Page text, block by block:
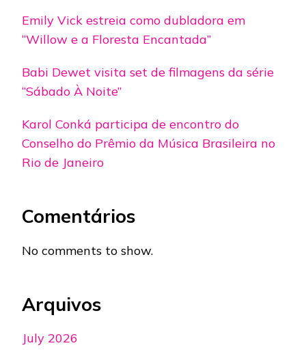
Emily Vick estreia como dubladora em
“Willow e a Floresta Encantada”
Babi Dewet visita set de filmagens da série
“Sábado À Noite”
Karol Conká participa de encontro do
Conselho do Prêmio da Música Brasileira no
Rio de Janeiro
Comentários
No comments to show.
Arquivos
July 2026